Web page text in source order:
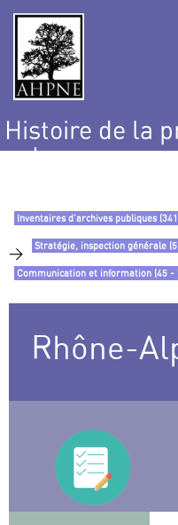
Histoire de la
nature
Inventaires d’archives publiques
> Stratégie, inspection générale
Communication et information (45 -
Rhône-